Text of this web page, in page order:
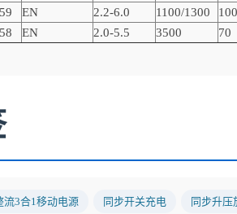
EN 2.2-6.0 1100/1300
100
EN 2.0-5.5 3500 70
流3合1移动电源 同步开关充电 同步升压